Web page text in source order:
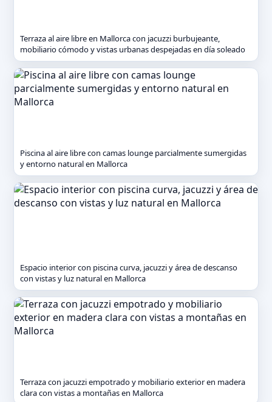
Terraza al aire libre en Mallorca con jacuzzi burbujeante,
mobiliario cómodo y vistas urbanas despejadas en día soleado
Piscina al aire libre con camas lounge parcialmente sumergidas
y entorno natural en Mallorca
Espacio interior con piscina curva, jacuzzi y área de descanso
con vistas y luz natural en Mallorca
Terraza con jacuzzi empotrado y mobiliario exterior en madera
clara con vistas a montañas en Mallorca